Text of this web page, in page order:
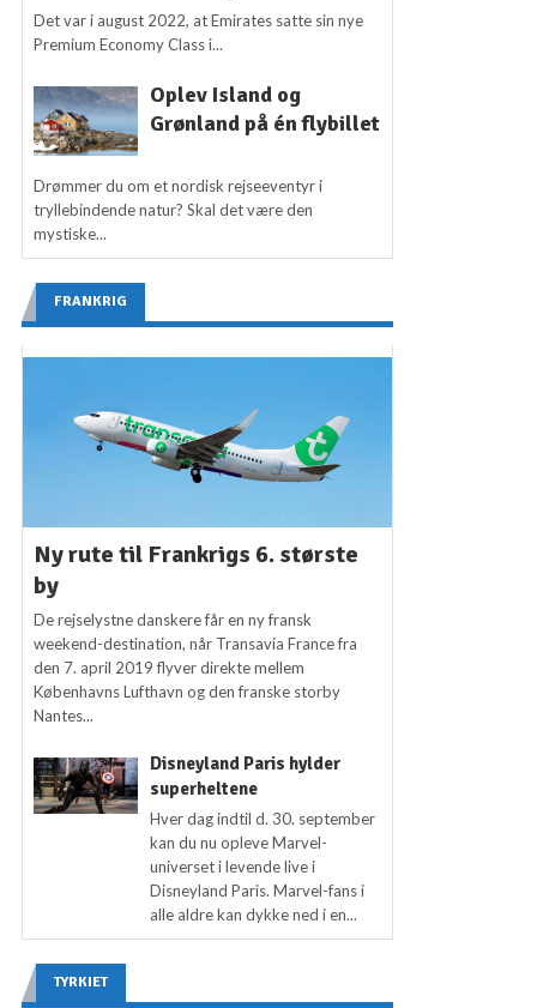
Det var i august 2022, at Emirates satte sin nye
Premium Economy Class i...
Oplev Island og
Grønland på én flybillet
Drømmer du om et nordisk rejseeventyr i
tryllebindende natur? Skal det være den
mystiske...
FRANKRIG
Ny rute til Frankrigs 6. største
by
De rejselystne danskere får en ny fransk
weekend-destination, når Transavia France fra
den 7. april 2019 flyver direkte mellem
Københavns Lufthavn og den franske storby
Nantes...
Disneyland Paris hylder
superheltene
Hver dag indtil d. 30. september
kan du nu opleve Marvel-
universet i levende live i
Disneyland Paris. Marvel-fans i
alle aldre kan dykke ned i en...
TYRKIET